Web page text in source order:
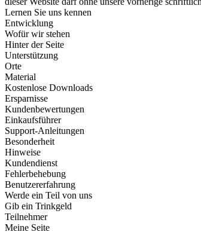
Lernen Sie uns kennen
Entwicklung
Wofür wir stehen
Hinter der Seite
Unterstützung
Orte
Material
Kostenlose Downloads
Ersparnisse
Kundenbewertungen
Einkaufsführer
Support-Anleitungen
Besonderheit
Hinweise
Kundendienst
Fehlerbehebung
Benutzererfahrung
Werde ein Teil von uns
Gib ein Trinkgeld
Teilnehmer
Meine Seite